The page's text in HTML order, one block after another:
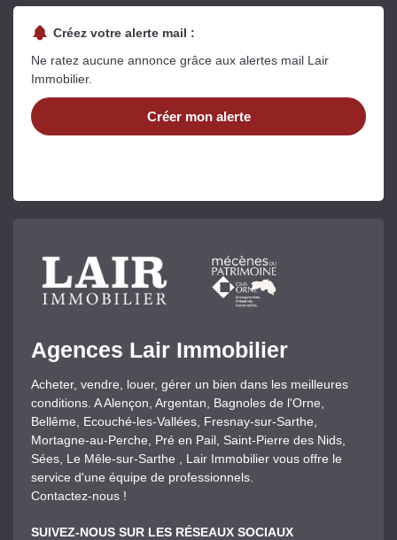
Créez votre alerte mail :
Ne ratez aucune annonce grâce aux alertes mail Lair
Immobilier.
Créer mon alerte
Agences Lair Immobilier
Acheter, vendre, louer, gérer un bien dans les meilleures
conditions. A Alençon, Argentan, Bagnoles de l'Orne,
Bellême, Ecouché-les-Vallées, Fresnay-sur-Sarthe,
Mortagne-au-Perche, Pré en Pail, Saint-Pierre des Nids,
Sées, Le Mêle-sur-Sarthe , Lair Immobilier vous offre le
service d'une équipe de professionnels.
Contactez-nous !
SUIVEZ-NOUS SUR LES RÉSEAUX SOCIAUX